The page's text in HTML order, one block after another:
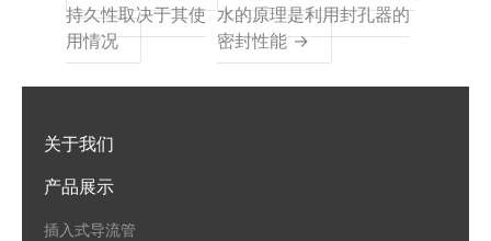
持久性取决于其使
用情况
水的原理是利用封孔器的
密封性能 →
关于我们
产品展示
插入式导流管